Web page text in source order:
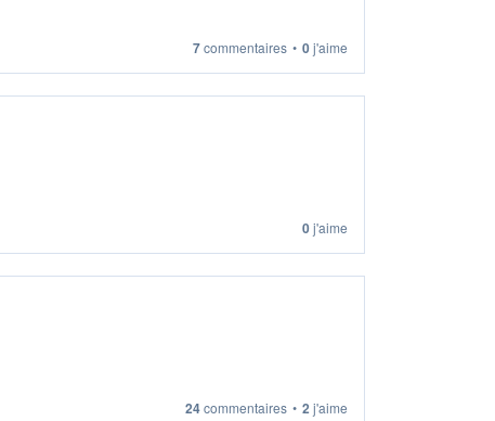
7commentaires • 0j'aime
0j'aime
24commentaires • 2 j'aime